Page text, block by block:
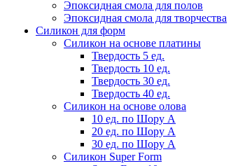
Эпоксидная смола для полов
Эпоксидная смола для творчества
Силикон для форм
Силикон на основе платины
Твердость 5 ед.
Твердость 10 ед.
Твердость 30 ед.
Твердость 40 ед.
Силикон на основе олова
10 ед. по Шору А
20 ед. по Шору А
30 ед. по Шору А
Силикон Super Form